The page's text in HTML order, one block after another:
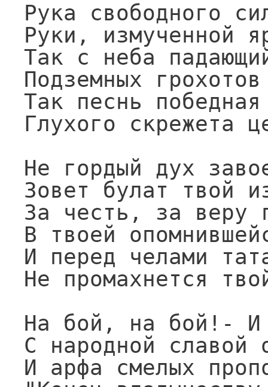
Рука свободного
Руки, измученной
Так с неба
Подземных
Так песнь
Глухого скрежета
Не гордый дух
Зовет булат твой
За честь, за веру
В твоей
И перед челами
Не промахнется
На бой, на бой!- И
С народной славой
И арфа смелых